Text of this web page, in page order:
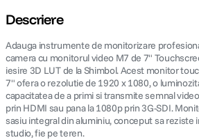
Descriere
Adauga instrumente de monitorizare
camera cu monitorul video M7 de 7"
iesire 3D LUT de la Shimbol. Acest monitor
7" ofera o rezolutie de 1920 x 1080, o
capacitatea de a primi si transmite semnal
prin HDMI sau pana la 1080p prin 3G-SDI.
sasiu integral din aluminiu, conceput sa reziste
studio, fie pe teren.